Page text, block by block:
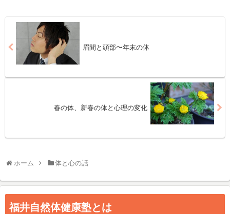
眉間と頭部〜年末の体
春の体、新春の体と心理の変化
ホーム 体と心の話
福井自然体健康塾とは